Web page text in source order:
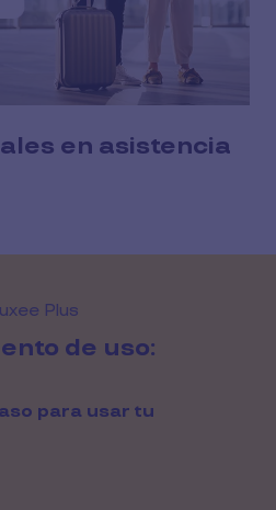
en asistencia
Plus
de uso:
para usar tu